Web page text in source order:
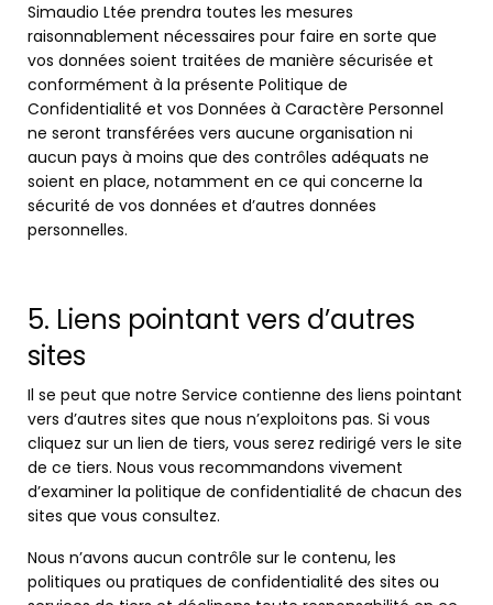
Simaudio Ltée prendra toutes les mesures
raisonnablement nécessaires pour faire en sorte que
vos données soient traitées de manière sécurisée et
conformément à la présente Politique de
Confidentialité et vos Données à Caractère Personnel
ne seront transférées vers aucune organisation ni
aucun pays à moins que des contrôles adéquats ne
soient en place, notamment en ce qui concerne la
sécurité de vos données et d’autres données
personnelles.
5. Liens pointant vers d’autres
sites
Il se peut que notre Service contienne des liens pointant
vers d’autres sites que nous n’exploitons pas. Si vous
cliquez sur un lien de tiers, vous serez redirigé vers le site
de ce tiers. Nous vous recommandons vivement
d’examiner la politique de confidentialité de chacun des
sites que vous consultez.
Nous n’avons aucun contrôle sur le contenu, les
politiques ou pratiques de confidentialité des sites ou